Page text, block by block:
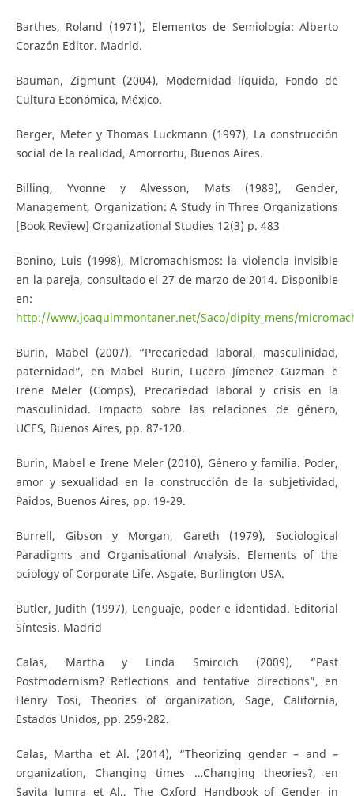
Barthes, Roland (1971), Elementos de Semiología: Alberto
Corazón Editor. Madrid.
Bauman, Zigmunt (2004), Modernidad líquida, Fondo de
Cultura Económica, México.
Berger, Meter y Thomas Luckmann (1997), La construcción
social de la realidad, Amorrortu, Buenos Aires.
Billing, Yvonne y Alvesson, Mats (1989), Gender,
Management, Organization: A Study in Three Organizations
[Book Review] Organizational Studies 12(3) p. 483
Bonino, Luis (1998), Micromachismos: la violencia invisible
en la pareja, consultado el 27 de marzo de 2014. Disponible
en:
http://www.joaquimmontaner.net/Saco/dipity_mens/
Burin, Mabel (2007), “Precariedad laboral, masculinidad,
paternidad”, en Mabel Burin, Lucero Jímenez Guzman e
Irene Meler (Comps), Precariedad laboral y crisis en la
masculinidad. Impacto sobre las relaciones de género,
UCES, Buenos Aires, pp. 87-120.
Burin, Mabel e Irene Meler (2010), Género y familia. Poder,
amor y sexualidad en la construcción de la subjetividad,
Paidos, Buenos Aires, pp. 19-29.
Burrell, Gibson y Morgan, Gareth (1979), Sociological
Paradigms and Organisational Analysis. Elements of the
ociology of Corporate Life. Asgate. Burlington USA.
Butler, Judith (1997), Lenguaje, poder e identidad. Editorial
Síntesis. Madrid
Calas, Martha y Linda Smircich (2009), “Past
Postmodernism? Reflections and tentative directions”, en
Henry Tosi, Theories of organization, Sage, California,
Estados Unidos, pp. 259-282.
Calas, Martha et Al. (2014), “Theorizing gender – and –
organization, Changing times …Changing theories?, en
Savita Jumra et Al., The Oxford Handbook of Gender in